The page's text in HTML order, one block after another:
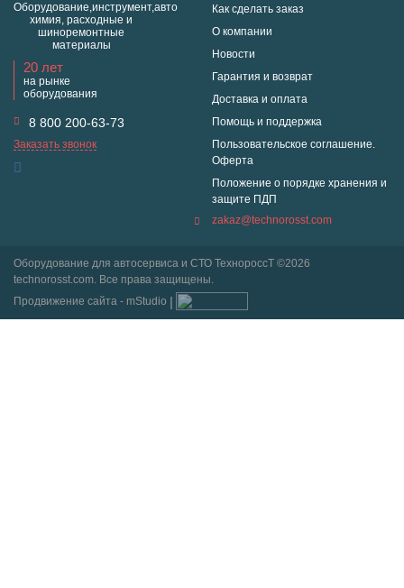
Оборудование,инструмент,авто
химия, расходные и
шиноремонтные
материалы
20 лет
на рынке
оборудования
8 800 200-63-73
Заказать звонок
Как сделать заказ
О компании
Новости
Гарантия и возврат
Доставка и оплата
Помощь и поддержка
Пользовательское соглашение.
Оферта
Положение о порядке хранения и
защите ПДП
zakaz@technorosst.com
Оборудование для автосервиса и СТО ТехнороссТ ©2026
technorosst.com. Все права защищены.
Продвижение сайта - mStudio